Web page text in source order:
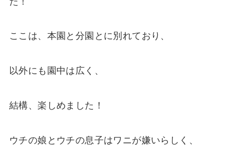
ここは、本園と分園とに別れており、
以外にも園中は広く、
結構、楽しめました！
ウチの娘とウチの息子はワニが嫌いらしく、